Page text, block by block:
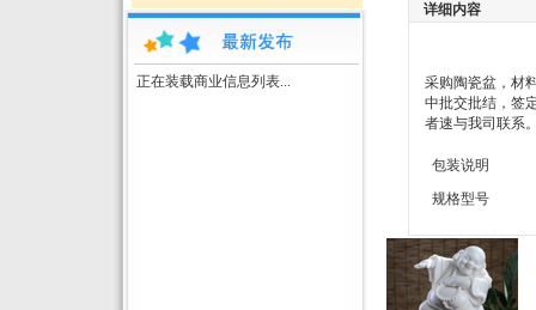
正在装载商业信息列表...
详细内容
采购陶瓷盆，材
中批交批结，签
者速与我司联系
包装说明
规格型号